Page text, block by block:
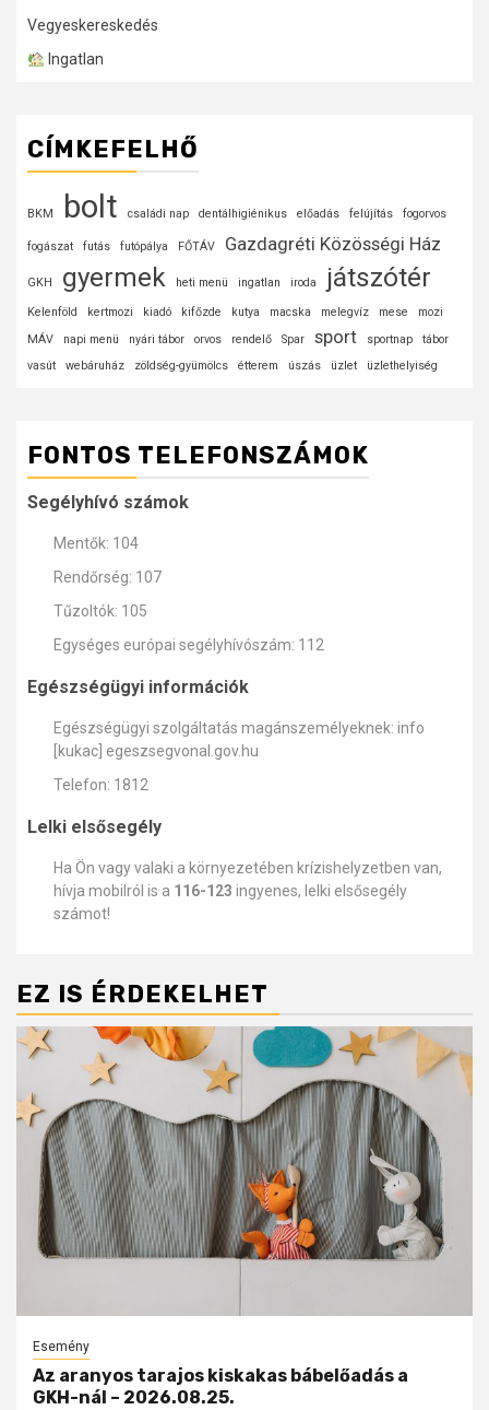
Vegyeskereskedés
Ingatlan
CÍMKEFELHŐ
BKM bolt családi nap dentálhigiénikus előadás felújítás fogorvos
fogászat futás futópálya FŐTÁV Gazdagréti Közösségi Ház
GKH gyermek heti menü ingatlan iroda játszótér
Kelenföld kertmozi kiadó kifőzde kutya macska melegvíz mese
mozi
MÁV
napi menü nyári tábor orvos rendelő Spar sport sportnap
tábor
vasút
webáruház zöldség-gyümölcs étterem úszás üzlet üzlethelyiség
FONTOS TELEFONSZÁMOK
Segélyhívó számok
Mentők: 104
Rendőrség: 107
Tűzoltók: 105
Egységes európai segélyhívószám: 112
Egészségügyi információk
Egészségügyi szolgáltatás magánszemélyeknek: info
[kukac] egeszsegvonal.gov.hu
Telefon: 1812
Lelki elsősegély
Ha Ön vagy valaki a környezetében krízishelyzetben van,
hívja mobilról is a 116-123 ingyenes, lelki elsősegély
számot!
EZ IS ÉRDEKELHET
Esemény
Az aranyos tarajos kiskakas bábelőadás a
GKH-nál – 2026.08.25.